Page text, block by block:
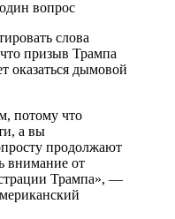
слова
призыв Трампа
оказаться дымовой
потому что
а вы
продолжают
внимание от
Трампа», —